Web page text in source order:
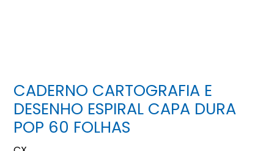
CADERNO CARTOGRAFIA E
DESENHO ESPIRAL CAPA DURA
POP 60 FOLHAS